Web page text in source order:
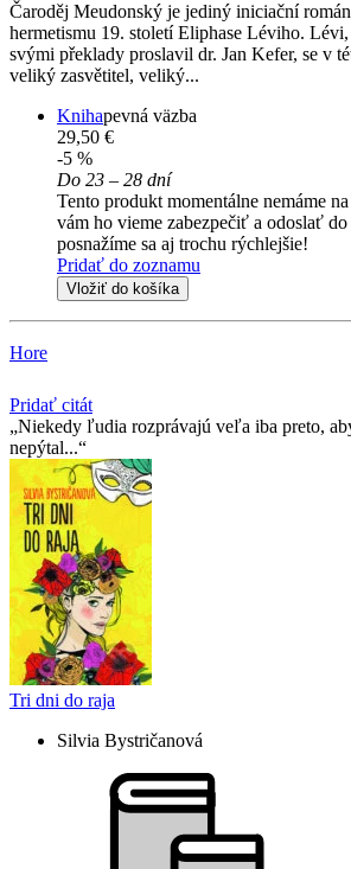
Čaroděj Meudonský je jediný iniciační
hermetismu 19. století Eliphase Léviho.
svými překlady proslavil dr. Jan Kefer, se v
veliký zasvětitel, veliký...
Knihapevná väzba
29,50 €
-5 %
Do 23 – 28 dní
Tento produkt momentálne nemáme
vám ho vieme zabezpečiť a odoslať
posnažíme sa aj trochu rýchlejšie!
Pridať do zoznamu
Vložiť do košíka
Hore
Pridať citát
Niekedy ľudia rozprávajú veľa iba preto,
nepýtal...
Tri dni do raja
Silvia Bystričanová